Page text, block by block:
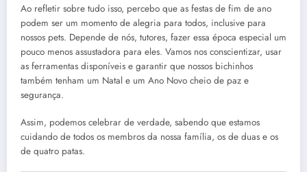
Ao refletir sobre tudo isso, percebo que as festas de fim de ano
podem ser um momento de alegria para todos, inclusive para
nossos pets. Depende de nós, tutores, fazer essa época especial um
pouco menos assustadora para eles. Vamos nos conscientizar, usar
as ferramentas disponíveis e garantir que nossos bichinhos
também tenham um Natal e um Ano Novo cheio de paz e
segurança.
Assim, podemos celebrar de verdade, sabendo que estamos
cuidando de todos os membros da nossa família, os de duas e os
de quatro patas.